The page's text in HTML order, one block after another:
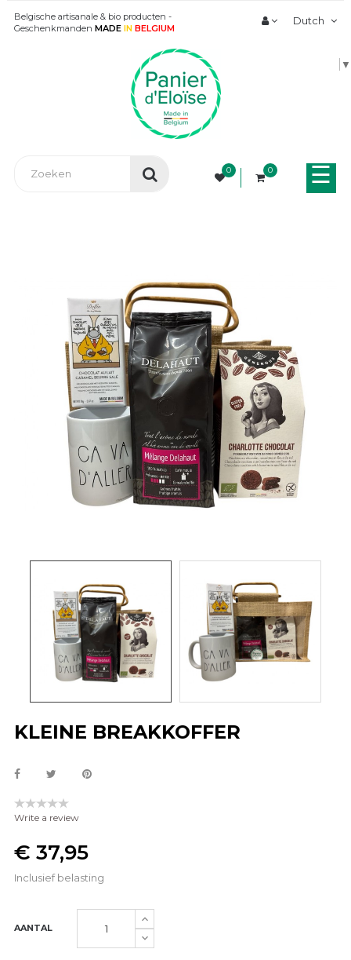
Belgische artisanale & bio producten -
Geschenkmanden MADE IN BELGIUM
Dutch
▼
0 0 ☰
KLEINE BREAKKOFFER
Write a review
€ 37,95
Inclusief belasting
AANTAL